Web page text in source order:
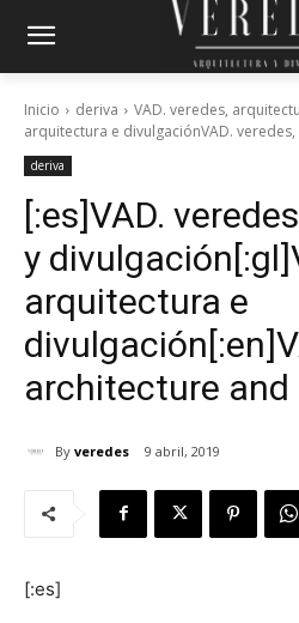
Inicio deriva
VAD. veredes,
arquitectura e divulgaciónVAD.
deriva
[:es]VAD.
y
arquitectura e
architecture and
By veredes 9 abril, 2019
[:es]